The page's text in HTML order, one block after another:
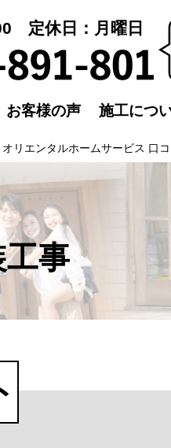
定休日：月曜日
お客様の声 施工につ
オリエンタルホームサービス 口
事